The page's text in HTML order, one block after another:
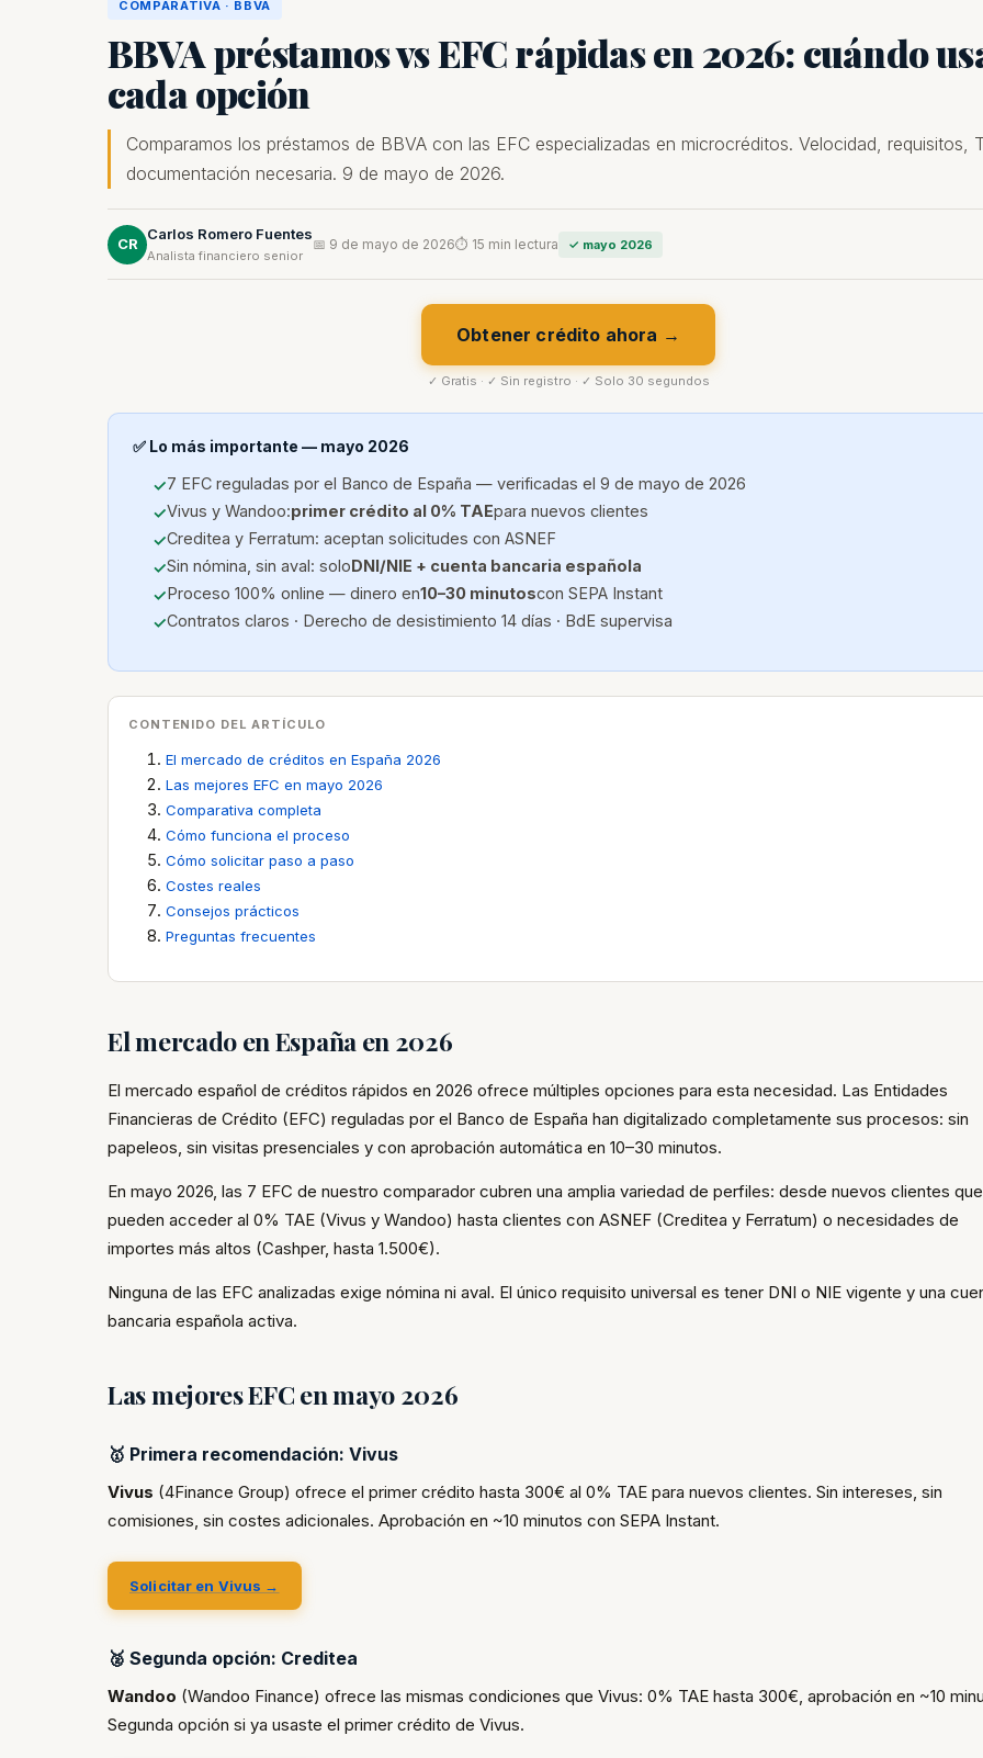
COMPARATIVA · BBVA
BBVA préstamos vs EFC rápidas en 2026: cuándo
cada opción
Comparamos los préstamos de BBVA con las EFC especializadas en microcréditos. Velocidad, requisitos,
documentación necesaria. 9 de mayo de 2026.
CR
Carlos Romero Fuentes
Analista financiero senior
📅 9 de mayo de 2026⏱ 15 min lectura ✓ mayo 2026
Obtener crédito ahora →
✓ Gratis · ✓ Sin registro · ✓ Solo 30 segundos
✅ Lo más importante — mayo 2026
7 EFC reguladas por el Banco de España — verificadas el 9 de mayo de 2026
Vivus y Wandoo:primer crédito al 0% TAEpara nuevos clientes
Creditea y Ferratum: aceptan solicitudes con ASNEF
Sin nómina, sin aval: soloDNI/NIE + cuenta bancaria española
Proceso 100% online — dinero en10–30 minutoscon SEPA Instant
Contratos claros · Derecho de desistimiento 14 días · BdE supervisa
CONTENIDO DEL ARTÍCULO
El mercado de créditos en España 2026
Las mejores EFC en mayo 2026
Comparativa completa
Cómo funciona el proceso
Cómo solicitar paso a paso
Costes reales
Consejos prácticos
Preguntas frecuentes
El mercado en España en 2026
El mercado español de créditos rápidos en 2026 ofrece múltiples opciones para esta necesidad. Las Entidades
Financieras de Crédito (EFC) reguladas por el Banco de España han digitalizado completamente sus procesos: sin
papeleos, sin visitas presenciales y con aprobación automática en 10–30 minutos.
En mayo 2026, las 7 EFC de nuestro comparador cubren una amplia variedad de perfiles: desde nuevos clientes que
pueden acceder al 0% TAE (Vivus y Wandoo) hasta clientes con ASNEF (Creditea y Ferratum) o necesidades de
importes más altos (Cashper, hasta 1.500€).
Ninguna de las EFC analizadas exige nómina ni aval. El único requisito universal es tener DNI o NIE vigente y una
bancaria española activa.
Las mejores EFC en mayo 2026
🥇 Primera recomendación: Vivus
Vivus (4Finance Group) ofrece el primer crédito hasta 300€ al 0% TAE para nuevos clientes. Sin intereses, sin
comisiones, sin costes adicionales. Aprobación en ~10 minutos con SEPA Instant.
Solicitar en Vivus →
🥈 Segunda opción: Creditea
Wandoo (Wandoo Finance) ofrece las mismas condiciones que Vivus: 0% TAE hasta 300€, aprobación en ~10
Segunda opción si ya usaste el primer crédito de Vivus.